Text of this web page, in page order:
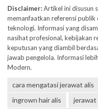
Disclaimer:Artikel ini disusun
memanfaatkan referensi
teknologi. Informasi yang
nasihat profesional, kebijakan
keputusan yang diambil
jawab pengelola. Informasi
Modern.
cara mengatasi jerawat alis
ingrown hair alis
jerawat